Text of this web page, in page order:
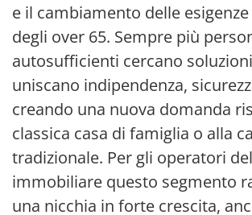
e il cambiamento delle
degli over 65. Sempre più
autosufficienti cercano
uniscano indipendenza,
creando una nuova domanda
classica casa di famiglia o alla
tradizionale. Per gli operatori
immobiliare questo segmento
una nicchia in forte crescita,